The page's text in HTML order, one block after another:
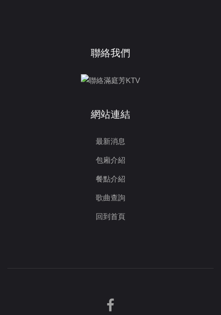
聯絡我們
網站連結
最新消息
包廂介紹
餐點介紹
歌曲查詢
回到首頁